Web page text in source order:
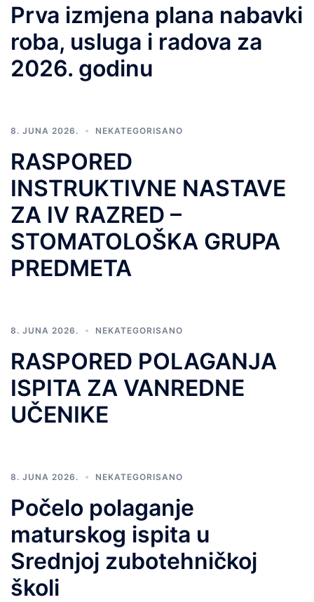
Prva izmjena plana nabavki
roba, usluga i radova za
2026. godinu
8. JUNA 2026. NEKATEGORISANO
RASPORED
INSTRUKTIVNE NASTAVE
ZA IV RAZRED –
STOMATOLOŠKA GRUPA
PREDMETA
8. JUNA 2026. NEKATEGORISANO
RASPORED POLAGANJA
ISPITA ZA VANREDNE
UČENIKE
8. JUNA 2026. NEKATEGORISANO
Počelo polaganje
maturskog ispita u
Srednjoj zubotehničkoj
školi